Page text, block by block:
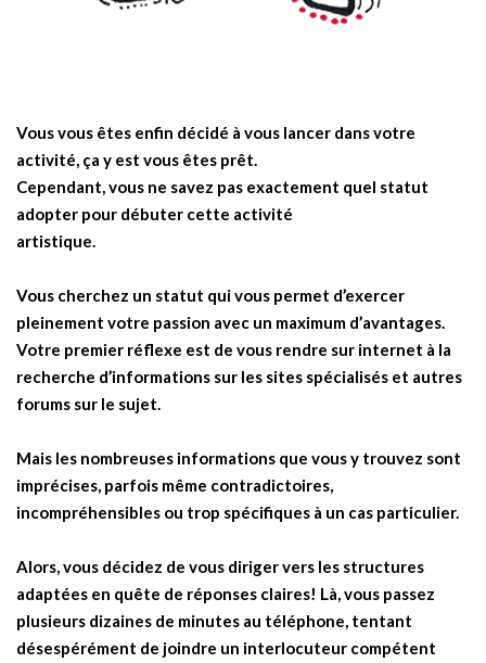
Vous vous êtes enfin décidé à vous lancer dans votre
activité, ça y est vous êtes prêt.
Cependant, vous ne savez pas exactement quel statut
adopter pour débuter cette activité
artistique.
Vous cherchez un statut qui vous permet d’exercer
pleinement votre passion avec un maximum d’avantages.
Votre premier réflexe est de vous rendre sur internet à la
recherche d’informations sur les sites spécialisés et autres
forums sur le sujet.
Mais les nombreuses informations que vous y trouvez sont
imprécises, parfois même contradictoires,
incompréhensibles ou trop spécifiques à un cas particulier.
Alors, vous décidez de vous diriger vers les structures
adaptées en quête de réponses claires! Là, vous passez
plusieurs dizaines de minutes au téléphone, tentant
désespérément de joindre un interlocuteur compétent